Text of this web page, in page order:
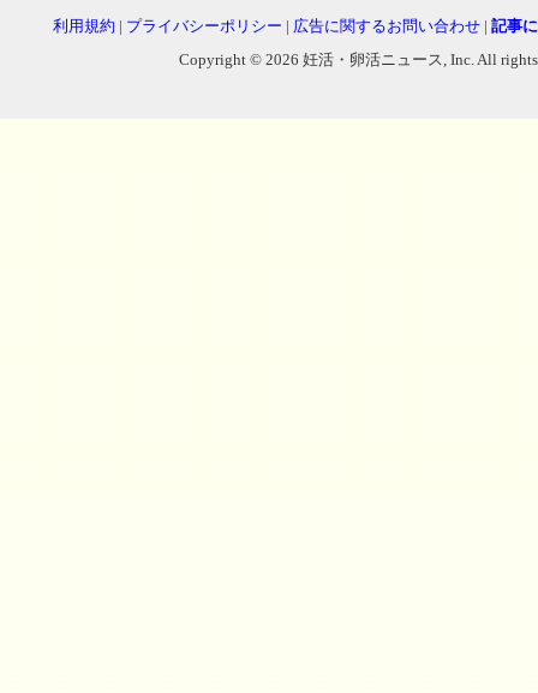
利用規約 | プライバシーポリシー | 広告に関するお問い合わせ | 記事
Copyright © 2026 妊活・卵活ニュース, Inc. All